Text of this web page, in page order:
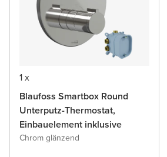
1 x
Blaufoss Smartbox Round
Unterputz-Thermostat,
Einbauelement inklusive
Chrom glänzend